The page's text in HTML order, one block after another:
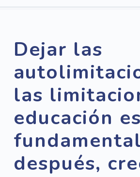
Dejar las
las
educación es
después,